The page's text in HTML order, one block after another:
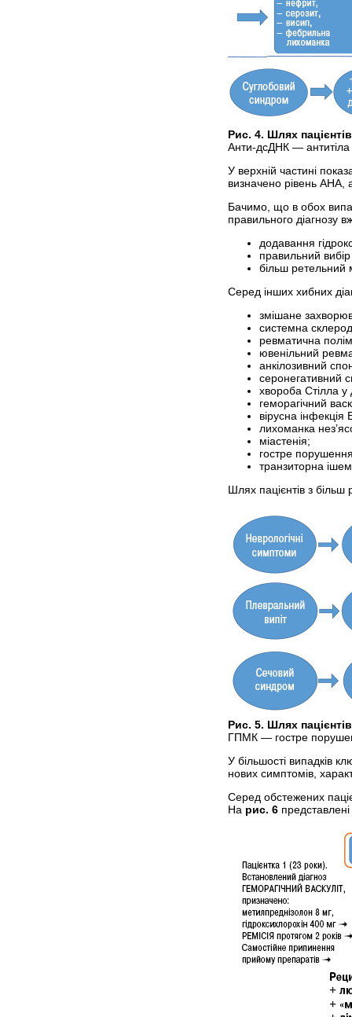
Рис. 4. Шлях
Анти-дсДНК — антитіла
У верхній частині
визначено рівень АНА,
Бачимо, що в обох
правильного діагнозу
додавання
правильний
більш ретельний
Серед інших хибних
змішане
системна
ревматична
ювенільний
анкілозивний
серонегативний
хвороба Стілла у
геморагічний
вірусна
лихоманка
міастенія;
гостре
транзиторна
Шлях пацієнтів з
Рис. 5. Шлях
ГПМК — гостре
У більшості випадків
нових симптомів,
Серед обстежених
На рис. 6